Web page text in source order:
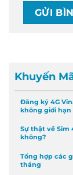
Khuyến
Đăng ký 4G
không giới hạn
Sự thật về Sim
không?
Tổng hợp các
tháng